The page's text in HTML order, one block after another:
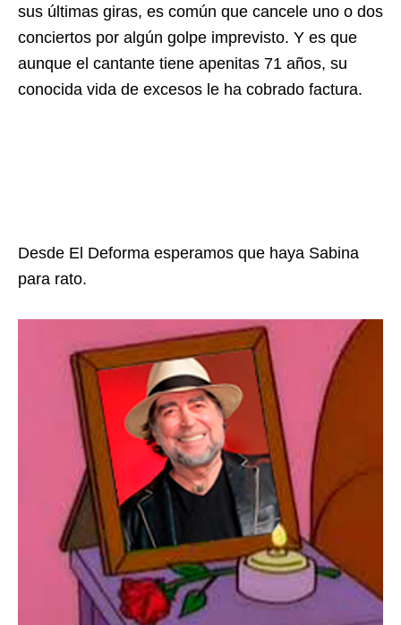
sus últimas giras, es común que cancele uno o dos
conciertos por algún golpe imprevisto. Y es que
aunque el cantante tiene apenitas 71 años, su
conocida vida de excesos le ha cobrado factura.
Desde El Deforma esperamos que haya Sabina
para rato.